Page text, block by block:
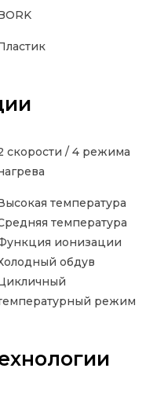
скорости / 4 режима
температура
температура
ионизации
обдув
режим